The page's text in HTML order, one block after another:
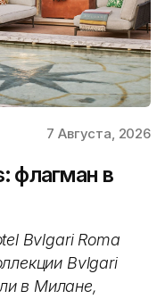
7 Августа, 2026
флагман в
Bvlgari Roma
Bvlgari
в Милане,